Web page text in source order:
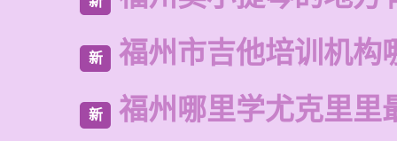
新 福州市吉他培训机构
新 福州哪里学尤克里里